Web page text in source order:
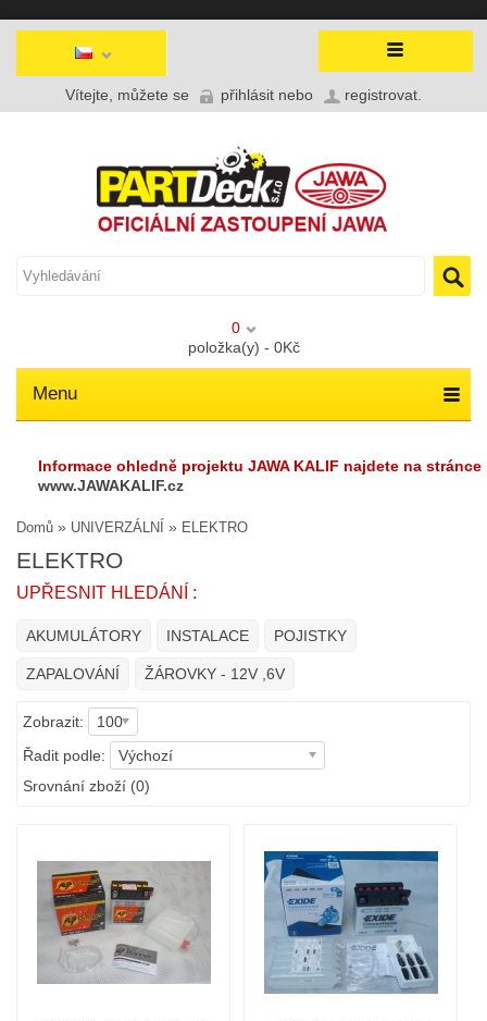
Vítejte, můžete se přihlásit nebo registrovat
0
položka(y) - 0Kč
Menu
Informace ohledně projektu JAWA KALIF najdete na stránce
www.JAWAKALIF.cz
Domů » UNIVERZÁLNÍ » ELEKTRO
ELEKTRO
UPŘESNIT HLEDÁNÍ :
AKUMULÁTORY INSTALACE POJISTKY
ZAPALOVÁNÍ ŽÁROVKY - 12V ,6V
Zobrazit:
100
Řadit podle:
Výchozí
Srovnání zboží (0)